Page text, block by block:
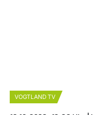
VOGTLAND TV